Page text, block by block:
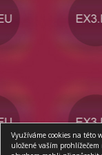
Využíváme cookies na této
uložené vaším